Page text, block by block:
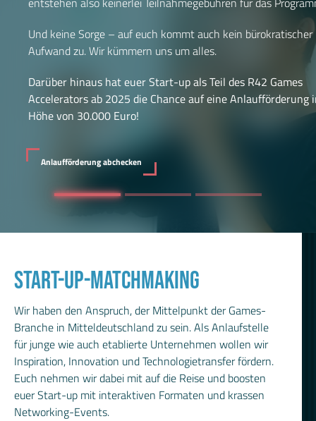
Und keine Sorge – auf euch kommt auch kein bürokratischer
Aufwand zu. Wir kümmern uns um alles.
Darüber hinaus hat euer Start-up als Teil des R42 Games
Accelerators ab 2025 die Chance auf eine Anlaufförderung
Höhe von 30.000 Euro!
Anlaufförderung abchecken
START-UP-MATCHMAKING
Wir haben den Anspruch, der Mittelpunkt der Games-
Branche in Mitteldeutschland zu sein. Als Anlaufstelle
für junge wie auch etablierte Unternehmen wollen wir
Inspiration, Innovation und Technologietransfer fördern.
Euch nehmen wir dabei mit auf die Reise und boosten
euer Start-up mit interaktiven Formaten und krassen
Networking-Events.